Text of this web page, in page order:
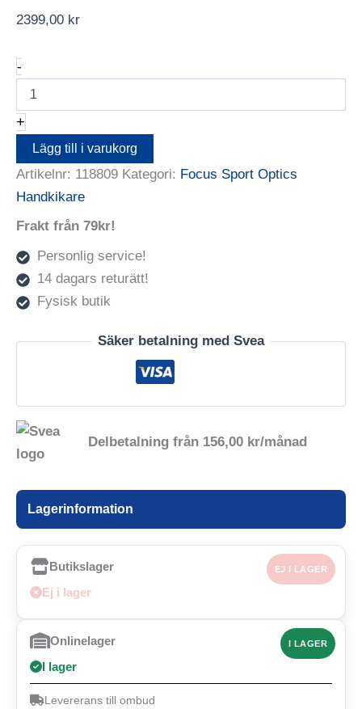
2399,00 kr
-Focus
Marine
7x50
Compass
mängd
+
Lägg till i varukorg
Artikelnr: 118809 Kategori: Focus Sport Optics
Handkikare
Frakt från 79kr!
Personlig service!
14 dagars returätt!
Fysisk butik
Säker betalning med Svea
Delbetalning från 156,00 kr/månad
Lagerinformation
Butikslager EJ I LAGER
Ej i lager
Onlinelager I LAGER
I lager
Levererans till ombud